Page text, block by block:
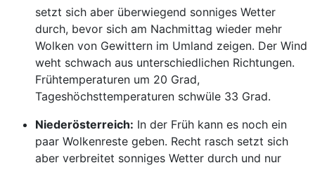
setzt sich aber überwiegend sonniges Wetter
durch, bevor sich am Nachmittag wieder mehr
Wolken von Gewittern im Umland zeigen. Der Wind
weht schwach aus unterschiedlichen Richtungen.
Frühtemperaturen um 20 Grad,
Tageshöchsttemperaturen schwüle 33 Grad.
Niederösterreich: In der Früh kann es noch ein
paar Wolkenreste geben. Recht rasch setzt sich
aber verbreitet sonniges Wetter durch und nur